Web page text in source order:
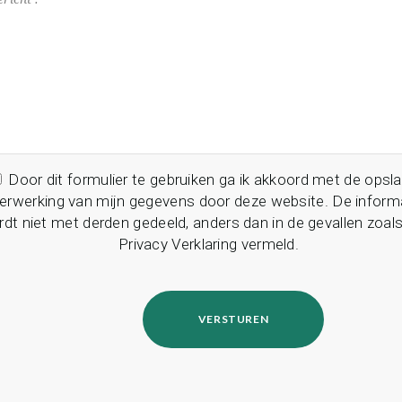
Door dit formulier te gebruiken ga ik akkoord met de
van mijn gegevens door deze website. De
niet met derden gedeeld, anders dan in de gevallen
Privacy Verklaring vermeld.